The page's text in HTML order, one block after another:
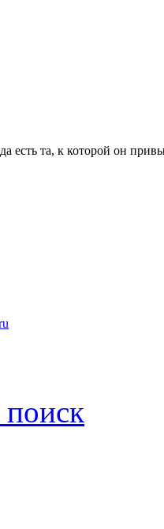
есть та, к которой он